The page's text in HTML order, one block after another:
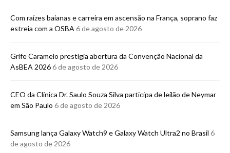
Com raízes baianas e carreira em ascensão na França, soprano faz
estreia com a OSBA 6 de agosto de 2026
Grife Caramelo prestigia abertura da Convenção Nacional da
AsBEA 20266 de agosto de 2026
CEO da Clínica Dr. Saulo Souza Silva participa de leilão de Neymar
em São Paulo 6 de agosto de 2026
Samsung lança Galaxy Watch9 e Galaxy Watch Ultra2 no Brasil 6
de agosto de 2026